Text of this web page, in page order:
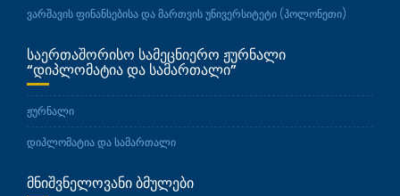
ვარშავის ფინანსებისა და მართვის უნივერსიტეტი (პოლონეთი)
ᲡᲐᲔᲠᲗᲐᲨᲝᲠᲘᲡᲝ ᲡᲐᲛᲔᲪᲜᲘᲔᲠᲝ ᲟᲣᲠᲜᲐᲚᲘ
“ᲓᲘᲞᲚᲝᲛᲐᲢᲘᲐ ᲓᲐ ᲡᲐᲛᲐᲠᲗᲐᲚᲘ”
ჟურნალი
დიპლომატია და სამართალი
ᲛᲜᲘᲨᲕᲜᲔᲚᲝᲕᲐᲜᲘ ᲑᲛᲣᲚᲔᲑᲘ